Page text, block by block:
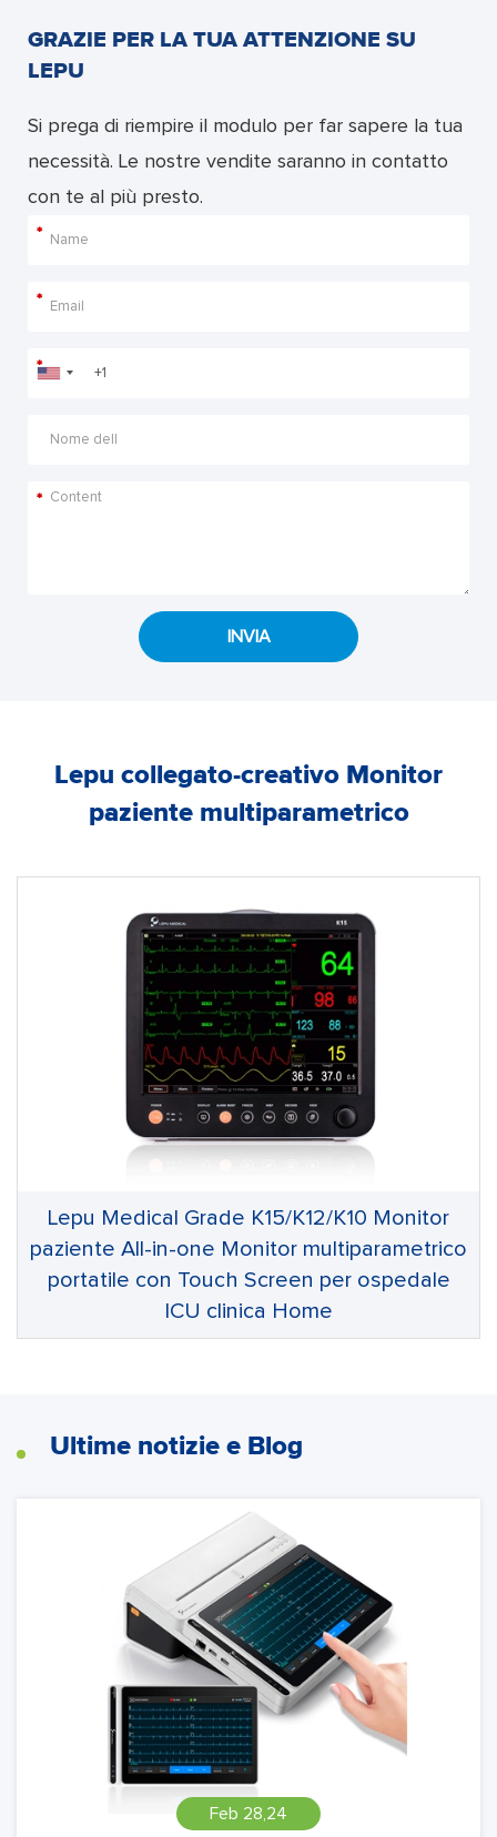
GRAZIE PER LA TUA ATTENZIONE SU
LEPU
Si prega di riempire il modulo per far sapere la tua
necessità. Le nostre vendite saranno in contatto
con te al più presto.
*
*
*
*
INVIA
Lepu collegato-creativo Monitor
paziente multiparametrico
Lepu Medical Grade K15/K12/K10 Monitor
paziente All-in-one Monitor multiparametrico
portatile con Touch Screen per ospedale
ICU clinica Home
Ultime notizie e Blog
Feb 28,24